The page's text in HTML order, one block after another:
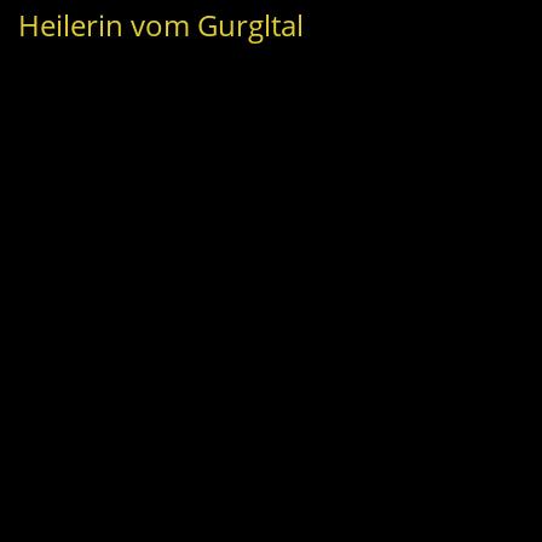
Heilerin vom Gurgltal